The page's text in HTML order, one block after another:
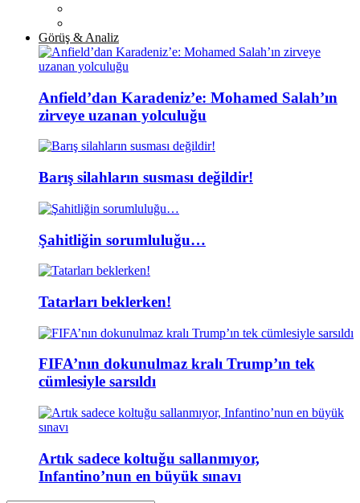
Görüş & Analiz
Anfield’dan Karadeniz’e: Mohamed Salah’ın
zirveye uzanan yolculuğu
Barış silahların susması değildir!
Şahitliğin sorumluluğu…
Tatarları beklerken!
FIFA’nın dokunulmaz kralı Trump’ın tek
cümlesiyle sarsıldı
Artık sadece koltuğu sallanmıyor,
Infantino’nun en büyük sınavı